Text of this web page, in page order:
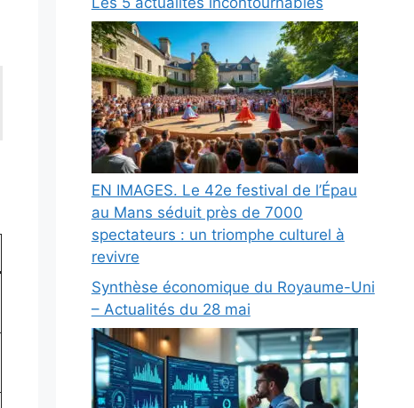
EN IMAGES. Le 42e festival de l’Épau
au Mans séduit près de 7000
spectateurs : un triomphe culturel à
revivre
Synthèse économique du Royaume-Uni
– Actualités du 28 mai